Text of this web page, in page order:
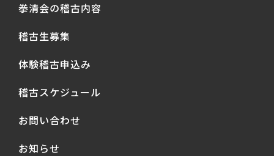
拳清会の稽古内容
稽古生募集
体験稽古申込み
稽古スケジュール
お問い合わせ
お知らせ